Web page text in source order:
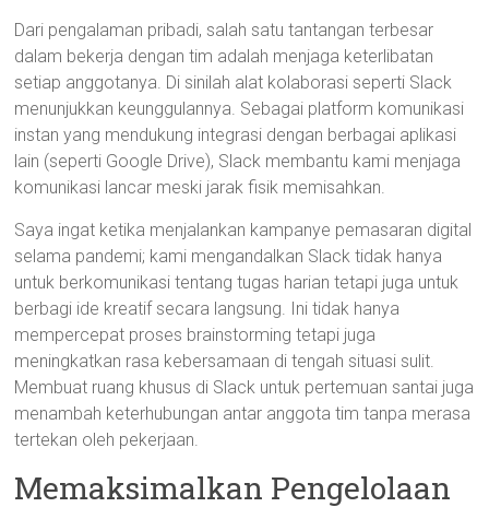
Dari pengalaman pribadi, salah satu tantangan terbesar
dalam bekerja dengan tim adalah menjaga keterlibatan
setiap anggotanya. Di sinilah alat kolaborasi seperti Slack
menunjukkan keunggulannya. Sebagai platform komunikasi
instan yang mendukung integrasi dengan berbagai aplikasi
lain (seperti Google Drive), Slack membantu kami menjaga
komunikasi lancar meski jarak fisik memisahkan.
Saya ingat ketika menjalankan kampanye pemasaran digital
selama pandemi; kami mengandalkan Slack tidak hanya
untuk berkomunikasi tentang tugas harian tetapi juga untuk
berbagi ide kreatif secara langsung. Ini tidak hanya
mempercepat proses brainstorming tetapi juga
meningkatkan rasa kebersamaan di tengah situasi sulit.
Membuat ruang khusus di Slack untuk pertemuan santai juga
menambah keterhubungan antar anggota tim tanpa merasa
tertekan oleh pekerjaan.
Memaksimalkan Pengelolaan